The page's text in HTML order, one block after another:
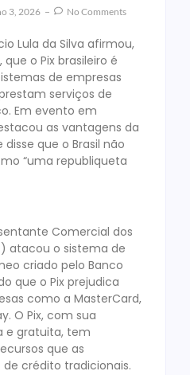
3, 2026 No Comments
Lula da Silva afirmou,
o Pix brasileiro é
de empresas
serviços de
Em evento em
as vantagens da
que o Brasil não
“uma republiqueta
Comercial dos
atacou o sistema de
criado pelo Banco
que o Pix prejudica
como a MasterCard,
O Pix, com sua
e gratuita, tem
que as
crédito tradicionais.